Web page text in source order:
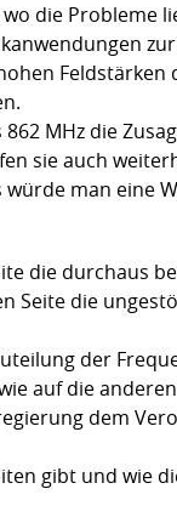
die Probleme
MHz die
sie auch
man eine
die durchaus
Seite die
der
auf die
dem
gibt und wie